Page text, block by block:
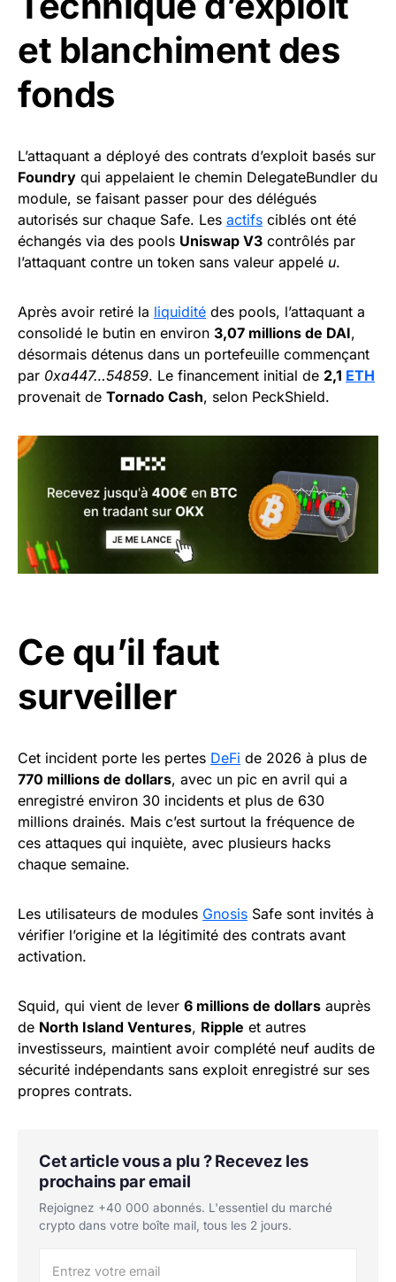
et blanchiment des
fonds
L’attaquant a déployé des contrats d’exploit basés sur
Foundry qui appelaient le chemin DelegateBundler du
module, se faisant passer pour des délégués
autorisés sur chaque Safe. Les actifs ciblés ont été
échangés via des pools Uniswap V3 contrôlés par
l’attaquant contre un token sans valeur appelé u.
Après avoir retiré la liquidité des pools, l’attaquant a
consolidé le butin en environ 3,07 millions de DAI,
désormais détenus dans un portefeuille commençant
par 0xa447…54859. Le financement initial de 2,1 ETH
provenait de Tornado Cash, selon PeckShield.
Ce qu’il faut
surveiller
Cet incident porte les pertes DeFi de 2026 à plus de
770 millions de dollars, avec un pic en avril qui a
enregistré environ 30 incidents et plus de 630
millions drainés. Mais c’est surtout la fréquence de
ces attaques qui inquiète, avec plusieurs hacks
chaque semaine.
Les utilisateurs de modules Gnosis Safe sont invités à
vérifier l’origine et la légitimité des contrats avant
activation.
Squid, qui vient de lever 6 millions de dollars auprès
de North Island Ventures, Ripple et autres
investisseurs, maintient avoir complété neuf audits de
sécurité indépendants sans exploit enregistré sur ses
propres contrats.
Cet article vous a plu ? Recevez les
prochains par email
Rejoignez +40 000 abonnés. L'essentiel du marché
crypto dans votre boîte mail, tous les 2 jours.